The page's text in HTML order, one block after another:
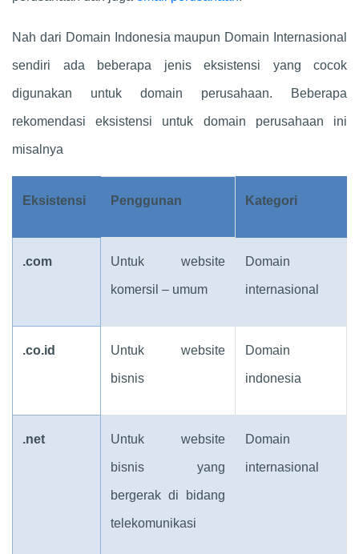
Nah dari Domain Indonesia maupun Domain Internasional
sendiri ada beberapa jenis eksistensi yang cocok
digunakan untuk domain perusahaan. Beberapa
rekomendasi eksistensi untuk domain perusahaan ini
misalnya
Eksistensi Penggunan Kategori
.com Untuk website
komersil – umum
Domain
internasional
.co.id Untuk website
bisnis
Domain
indonesia
.net Untuk website
bisnis yang
bergerak di bidang
telekomunikasi
Domain
internasional